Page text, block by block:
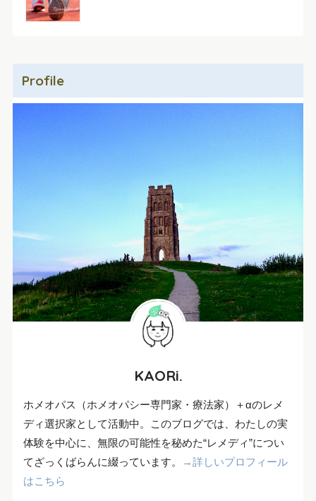
Profile
KAORi.
ホメオパス（ホメオパシー専門家・療法家）＋αのレメ
ディ選択家として活動中。このブログでは、わたしの実
体験を中心に、無限の可能性を秘めた“レメディ”につい
てざっくばらんに綴っています。
→詳しいプロフィール
はこちら